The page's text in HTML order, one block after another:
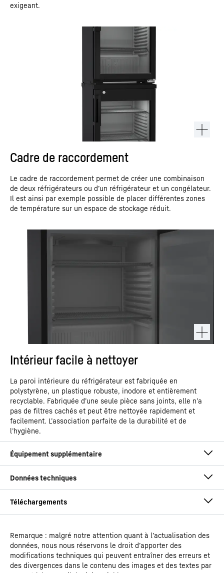
exigeant.
Cadre de raccordement
Le cadre de raccordement permet de créer une combinaison
de deux réfrigérateurs ou d’un réfrigérateur et un congélateur.
Il est ainsi par exemple possible de placer différentes zones
de température sur un espace de stockage réduit.
Intérieur facile à nettoyer
La paroi intérieure du réfrigérateur est fabriquée en
polystyrène, un plastique robuste, inodore et entièrement
recyclable. Fabriquée d’une seule pièce sans joints, elle n’a
pas de filtres cachés et peut être nettoyée rapidement et
facilement. L’association parfaite de la durabilité et de
l’hygiène.
Type de modèle
Réfrigérateur ventilé
encastrable sous-plan
Mode d'emploi
Remarque : malgré notre attention quant à l’actualisation des
données, nous nous réservons le droit d’apporter des
modifications techniques qui peuvent entraîner des erreurs et
des divergences dans le contenu des images et des textes par